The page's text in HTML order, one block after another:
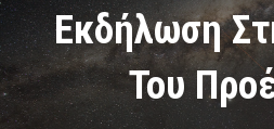
Εκδήλωση
Του